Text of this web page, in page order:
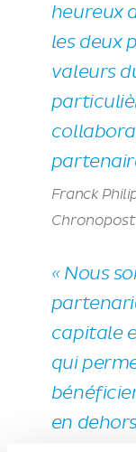
heureux
les deux
valeurs
Franck
Chronopost
« Nous
capitale
qui
en